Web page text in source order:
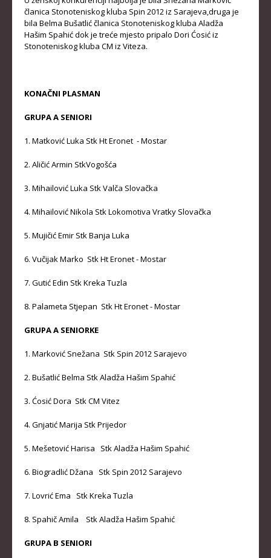
DOKUMENTI
KALENDARI I RASPOREDI
IZVJEŠTAJI I ZAPISNICI
KLUBOVI
članica Stonoteniskog kluba Spin 2012 iz Sarajeva,druga je
bila Belma Bušatlić članica Stonoteniskog kluba Aladža
Hašim Spahić dok je treće mjesto pripalo Dori Ćosić iz
Stonoteniskog kluba CM iz Viteza.
KONAČNI PLASMAN
GRUPA A SENIORI
1. Matković Luka Stk Ht Eronet - Mostar
2. Aličić Armin StkVogošća
3. Mihailović Luka Stk Valča Slovačka
4. Mihailović Nikola Stk Lokomotiva Vratky Slovačka
5. Mujičić Emir Stk Banja Luka
6. Vučijak Marko Stk Ht Eronet - Mostar
7. Gutić Edin Stk Kreka Tuzla
8. Palameta Stjepan Stk Ht Eronet - Mostar
GRUPA A SENIORKE
1. Marković Snežana Stk Spin 2012 Sarajevo
2. Bušatlić Belma Stk Aladža Hašim Spahić
3. Ćosić Dora Stk CM Vitez
4. Gnjatić Marija Stk Prijedor
5. Mešetović Harisa Stk Aladža Hašim Spahić
6. Biogradlić Džana Stk Spin 2012 Sarajevo
7. Lovrić Ema Stk Kreka Tuzla
8. Spahič Amila Stk Aladža Hašim Spahić
GRUPA B SENIORI